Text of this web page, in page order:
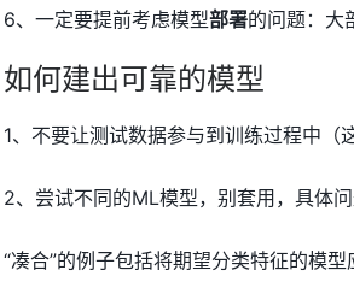
6、一定要提前考虑模型部署的问题：大
如何建出可靠的模型
1、不要让测试数据参与到训练过程中（
2、尝试不同的ML模型，别套用，具体
“凑合”的例子包括将期望分类特征的模